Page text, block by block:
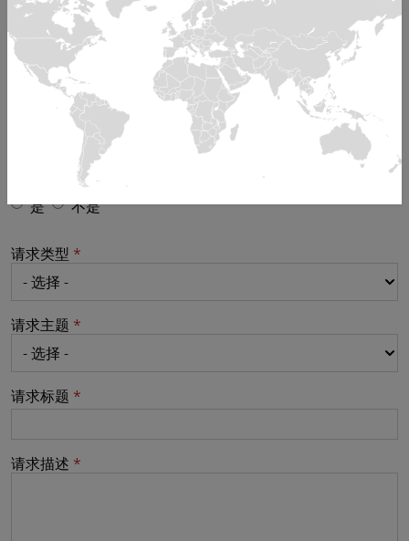
电话
您的需求是否关联已经开过的案子？
是
不是
请求类型
请求主题
请求标题
请求描述